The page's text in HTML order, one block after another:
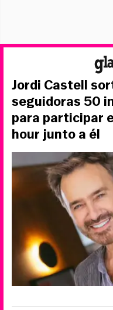
Jordi Castell
seguidoras 50
para participar
hour junto a él